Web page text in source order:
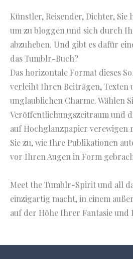
Künstler, Reisender, Dichter,
um zu bloggen und sich durch
abzuheben. Und gibt es dafür
das Tumblr-Buch?
Das horizontale Format dieses
verleiht Ihren Beiträgen, Texten
unglaublichen Charme. Wählen
Veröffentlichungszeitraum und
auf Hochglanzpapier verewigen
Sie zu, wie Ihre Publikationen
vor Ihren Augen in Form
Meet the Tumblr-Spirit und all
einzigartig macht, in einem
auf der Höhe Ihrer Fantasie und